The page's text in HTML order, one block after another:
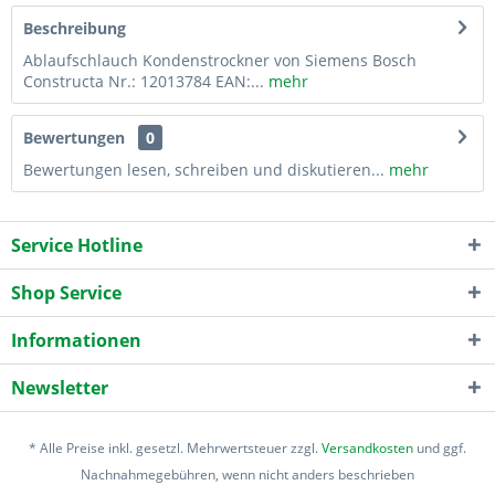
Beschreibung
Ablaufschlauch Kondenstrockner von Siemens Bosch
Constructa Nr.: 12013784 EAN:... mehr
Bewertungen
0
Bewertungen lesen, schreiben und diskutieren... mehr
Service Hotline
Shop Service
Informationen
Newsletter
* Alle Preise inkl. gesetzl. Mehrwertsteuer zzgl.Versandkosten und ggf.
Nachnahmegebühren, wenn nicht anders beschrieben